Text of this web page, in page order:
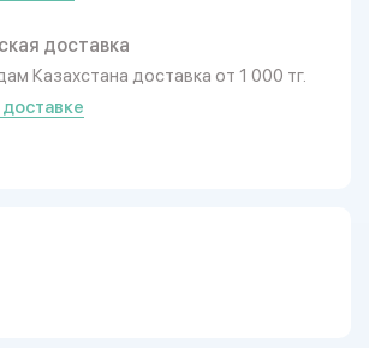
доставка
Казахстана доставка от 1 000 тг.